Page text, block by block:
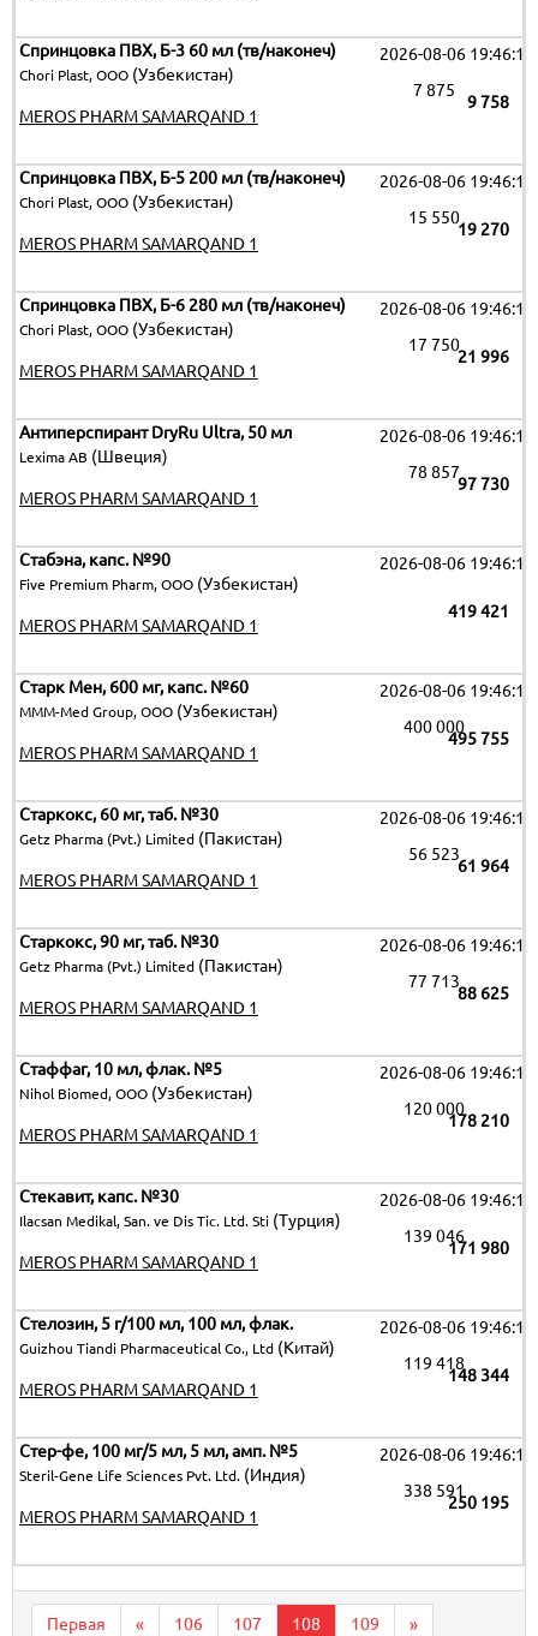
Спринцовка ПВХ, Б-3 60 мл (тв/наконеч)
Chori Plast, ООО (Узбекистан)
2026-08-06 19:46:15
9 758
7 875
MEROS PHARM SAMARQAND 1
Спринцовка ПВХ, Б-5 200 мл (тв/наконеч)
Chori Plast, ООО (Узбекистан)
2026-08-06 19:46:15
19 270
15 550
MEROS PHARM SAMARQAND 1
Спринцовка ПВХ, Б-6 280 мл (тв/наконеч)
Chori Plast, ООО (Узбекистан)
2026-08-06 19:46:15
21 996
17 750
MEROS PHARM SAMARQAND 1
Антиперспирант DryRu Ultra, 50 мл
Lexima AB (Швеция)
2026-08-06 19:46:15
97 730
78 857
MEROS PHARM SAMARQAND 1
Стабэна, капс. №90
Five Premium Pharm, OOO (Узбекистан)
2026-08-06 19:46:15
419 421
MEROS PHARM SAMARQAND 1
Старк Мен, 600 мг, капс. №60
MMM-Med Group, OOO (Узбекистан)
2026-08-06 19:46:15
495 755
400 000
MEROS PHARM SAMARQAND 1
Старкокс, 60 мг, таб. №30
Getz Pharma (Pvt.) Limited (Пакистан)
2026-08-06 19:46:15
61 964
56 523
MEROS PHARM SAMARQAND 1
Старкокс, 90 мг, таб. №30
Getz Pharma (Pvt.) Limited (Пакистан)
2026-08-06 19:46:15
88 625
77 713
MEROS PHARM SAMARQAND 1
Стаффаг, 10 мл, флак. №5
Nihol Biomed, OOO (Узбекистан)
2026-08-06 19:46:15
178 210
120 000
MEROS PHARM SAMARQAND 1
Стекавит, капс. №30
Ilacsan Medikal, San. ve Dis Tic. Ltd. Sti (Турция)
2026-08-06 19:46:15
171 980
139 046
MEROS PHARM SAMARQAND 1
Стелозин, 5 г/100 мл, 100 мл, флак.
Guizhou Tiandi Pharmaceutical Co., Ltd (Китай)
2026-08-06 19:46:15
148 344
119 418
MEROS PHARM SAMARQAND 1
Стер-фе, 100 мг/5 мл, 5 мл, амп. №5
Steril-Gene Life Sciences Pvt. Ltd. (Индия)
2026-08-06 19:46:15
250 195
338 591
MEROS PHARM SAMARQAND 1
Первая « 106 107 108 109 »